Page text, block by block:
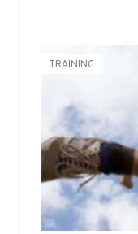
TRAINING